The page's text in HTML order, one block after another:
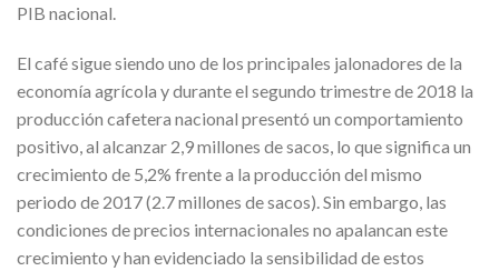
PIB nacional.
El café sigue siendo uno de los principales jalonadores de la
economía agrícola y durante el segundo trimestre de 2018 la
producción cafetera nacional presentó un comportamiento
positivo, al alcanzar 2,9 millones de sacos, lo que significa un
crecimiento de 5,2% frente a la producción del mismo
periodo de 2017 (2.7 millones de sacos). Sin embargo, las
condiciones de precios internacionales no apalancan este
crecimiento y han evidenciado la sensibilidad de estos